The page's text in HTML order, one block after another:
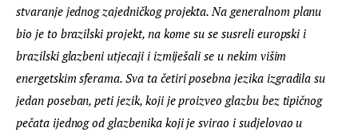
stvaranje jednog zajedničkog projekta. Na generalnom planu
bio je to brazilski projekt, na kome su se susreli europski i
brazilski glazbeni utjecaji i izmiješali se u nekim višim
energetskim sferama. Sva ta četiri posebna jezika izgradila su
jedan poseban, peti jezik, koji je proizveo glazbu bez tipičnog
pečata ijednog od glazbenika koji je svirao i sudjelovao u